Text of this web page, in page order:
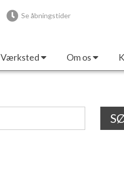
Se åbningstider
Værksted Om os